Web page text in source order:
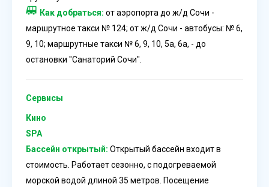
Как добраться: от аэропорта до ж/д Сочи -
маршрутное такси № 124; от ж/д Сочи - автобусы: № 6,
9, 10; маршрутные такси № 6, 9, 10, 5а, 6а, - до
остановки "Санаторий Сочи".
Сервисы
Кино
SPA
Бассейн открытый: Открытый бассейн входит в
стоимость. Работает сезонно, с подогреваемой
морской водой длиной 35 метров. Посещение